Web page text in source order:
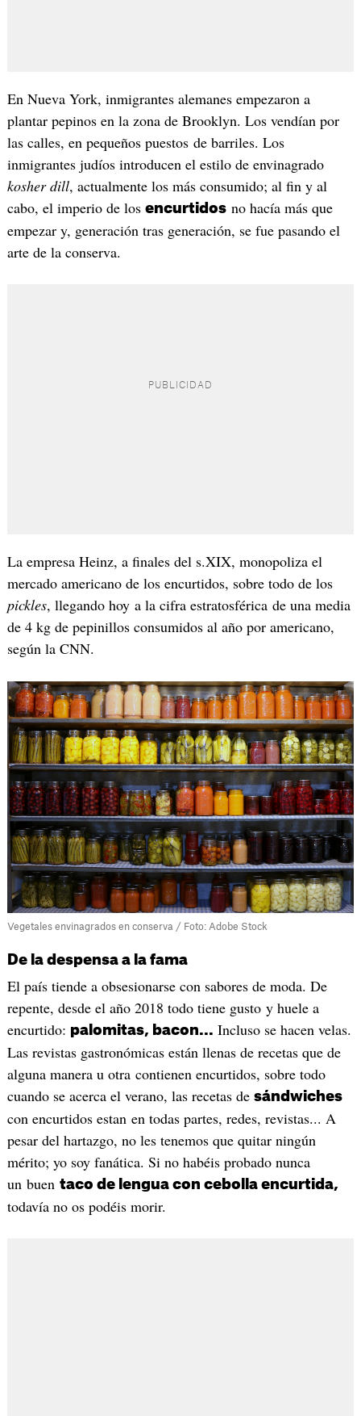
En Nueva York, inmigrantes alemanes empezaron a
plantar pepinos en la zona de Brooklyn. Los vendían por
las calles, en pequeños puestos de barriles. Los
inmigrantes judíos introducen el estilo de envinagrado
kosher dill, actualmente los más consumido; al fin y al
cabo, el imperio de los encurtidosno hacía más que
empezar y, generación tras generación, se fue pasando el
arte de la conserva.
La empresa Heinz, a finales del s.XIX, monopoliza el
mercado americano de los encurtidos, sobre todo de los
pickles, llegando hoy a la cifra estratosférica de una media
de 4 kg de pepinillos consumidos al año por americano,
según la CNN.
Vegetales envinagrados en conserva / Foto: Adobe Stock
De la despensa a la fama
El país tiende a obsesionarse con sabores de moda. De
repente, desde el año 2018 todo tiene gusto y huele a
encurtido: palomitas, bacon... Incluso se hacen velas.
Las revistas gastronómicas están llenas de recetas que de
alguna manera u otra contienen encurtidos, sobre todo
cuando se acerca el verano, las recetas de sándwiches
con encurtidos estan en todas partes, redes, revistas... A
pesar del hartazgo, no les tenemos que quitar ningún
mérito; yo soy fanática. Si no habéis probado nunca
un buen taco de lengua con cebolla encurtida,
todavía no os podéis morir.